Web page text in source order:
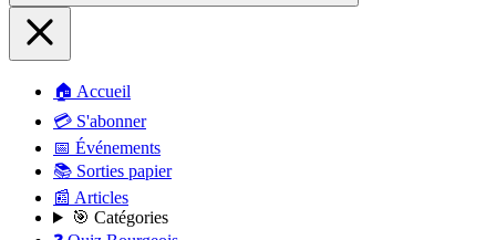
🏠 Accueil
💳 S'abonner
📅 Événements
📚 Sorties papier
📰 Articles
🎯 Catégories